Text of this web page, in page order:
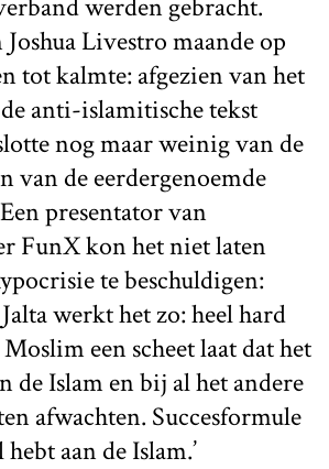
Livestro maande op
tot kalmte: afgezien van het
anti-islamitische tekst
nog maar weinig van de
van de eerdergenoemde
presentator van
FunX kon het niet laten
te beschuldigen:
werkt het zo: heel hard
een scheet laat dat het
de Islam en bij al het andere
afwachten. Succesformule
aan de Islam.’